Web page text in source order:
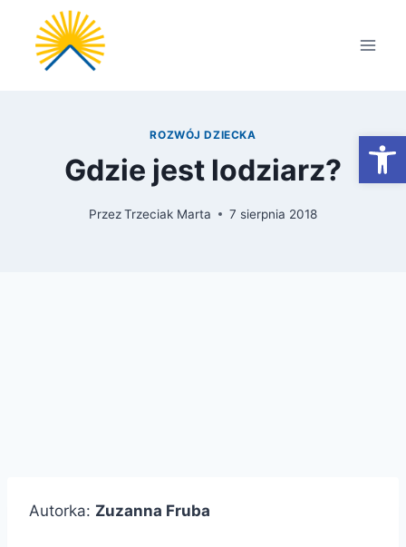
Przejdź
treści
ROZWÓJ DZIECKA
Gdzie jest lodziarz?
PrzezTrzeciak Marta 7 sierpnia 2018
Autorka: Zuzanna Fruba